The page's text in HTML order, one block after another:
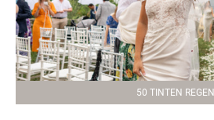
50 TINTEN REGEN